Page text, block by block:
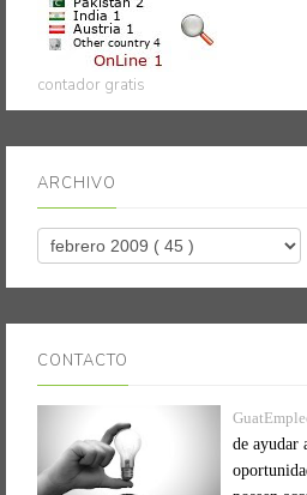
contador gratis
ARCHIVO
CONTACTO
de ayudar